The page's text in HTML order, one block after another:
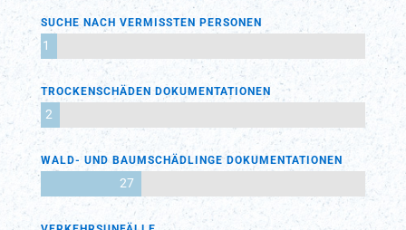
SUCHE NACH VERMISSTEN PERSONEN
1
TROCKENSCHÄDEN DOKUMENTATIONEN
2
WALD- UND BAUMSCHÄDLINGE DOKUMENTATIONEN
27